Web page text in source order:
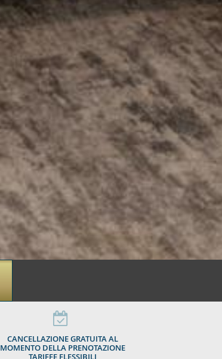
CANCELLAZIONE GRATUITA AL
MOMENTO DELLA PRENOTAZIONE
TARIFFE FLESSIBILI